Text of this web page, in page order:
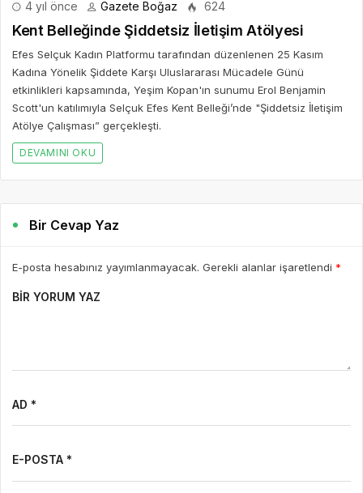
4 yıl önce Gazete Boğaz 624
Kent Belleğinde Şiddetsiz İletişim Atölyesi
Efes Selçuk Kadın Platformu tarafından düzenlenen 25 Kasım
Kadına Yönelik Şiddete Karşı Uluslararası Mücadele Günü
etkinlikleri kapsamında, Yeşim Kopan'ın sunumu Erol Benjamin
Scott'un katılımıyla Selçuk Efes Kent Belleği’nde "Şiddetsiz İletişim
Atölye Çalışması” gerçekleşti.
DEVAMINI OKU
Bir Cevap Yaz
E-posta hesabınız yayımlanmayacak. Gerekli alanlar işaretlendi *
BIR YORUM YAZ
AD *
E-POSTA *